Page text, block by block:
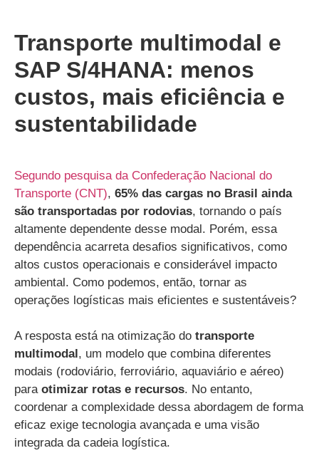
Transporte multimodal e
SAP S/4HANA: menos
custos, mais eficiência e
sustentabilidade
Segundo pesquisa da Confederação Nacional do
Transporte (CNT), 65% das cargas no Brasil ainda
são transportadas por rodovias, tornando o país
altamente dependente desse modal. Porém, essa
dependência acarreta desafios significativos, como
altos custos operacionais e considerável impacto
ambiental. Como podemos, então, tornar as
operações logísticas mais eficientes e sustentáveis?
A resposta está na otimização do transporte
multimodal, um modelo que combina diferentes
modais (rodoviário, ferroviário, aquaviário e aéreo)
para otimizar rotas e recursos. No entanto,
coordenar a complexidade dessa abordagem de forma
eficaz exige tecnologia avançada e uma visão
integrada da cadeia logística.